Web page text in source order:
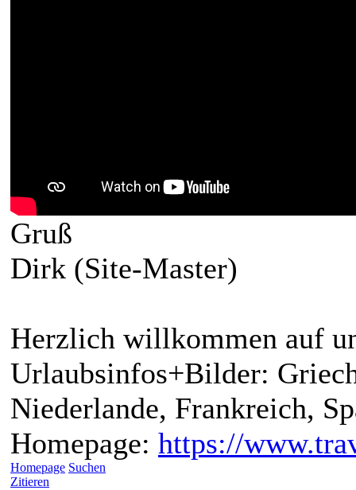
Gruß
Dirk (Site-Master)
Herzlich willkommen auf
Urlaubsinfos+Bilder:
Niederlande, Frankreich,
Homepage: https://
Homepage Suchen
Zitieren